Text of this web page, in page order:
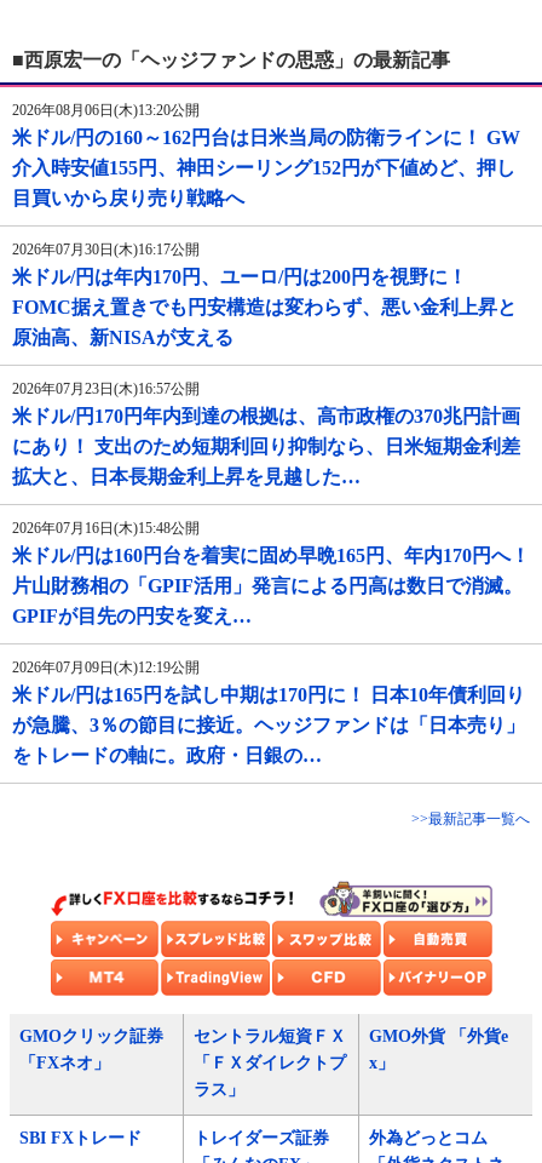
■西原宏一の「ヘッジファンドの思惑」の最新記事
2026年08月06日(木)13:20公開
米ドル/円の160～162円台は日米当局の防衛ラインに！ GW
介入時安値155円、神田シーリング152円が下値めど、押し
目買いから戻り売り戦略へ
2026年07月30日(木)16:17公開
米ドル/円は年内170円、ユーロ/円は200円を視野に！
FOMC据え置きでも円安構造は変わらず、悪い金利上昇と
原油高、新NISAが支える
2026年07月23日(木)16:57公開
米ドル/円170円年内到達の根拠は、高市政権の370兆円計画
にあり！ 支出のため短期利回り抑制なら、日米短期金利差
拡大と、日本長期金利上昇を見越した…
2026年07月16日(木)15:48公開
米ドル/円は160円台を着実に固め早晩165円、年内170円へ！
片山財務相の「GPIF活用」発言による円高は数日で消滅。
GPIFが目先の円安を変え…
2026年07月09日(木)12:19公開
米ドル/円は165円を試し中期は170円に！ 日本10年債利回り
が急騰、3％の節目に接近。ヘッジファンドは「日本売り」
をトレードの軸に。政府・日銀の…
>>最新記事一覧へ
GMOクリック証券
「FXネオ」
セントラル短資ＦＸ
「ＦＸダイレクトプ
ラス」
GMO外貨 「外貨e
x」
SBI FXトレード
トレイダーズ証券
外為どっとコム